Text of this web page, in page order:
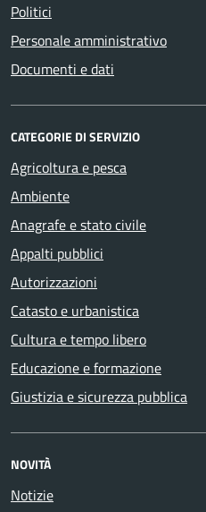
Politici
Personale amministrativo
Documenti e dati
CATEGORIE DI SERVIZIO
Agricoltura e pesca
Ambiente
Anagrafe e stato civile
Appalti pubblici
Autorizzazioni
Catasto e urbanistica
Cultura e tempo libero
Educazione e formazione
Giustizia e sicurezza pubblica
NOVITÀ
Notizie